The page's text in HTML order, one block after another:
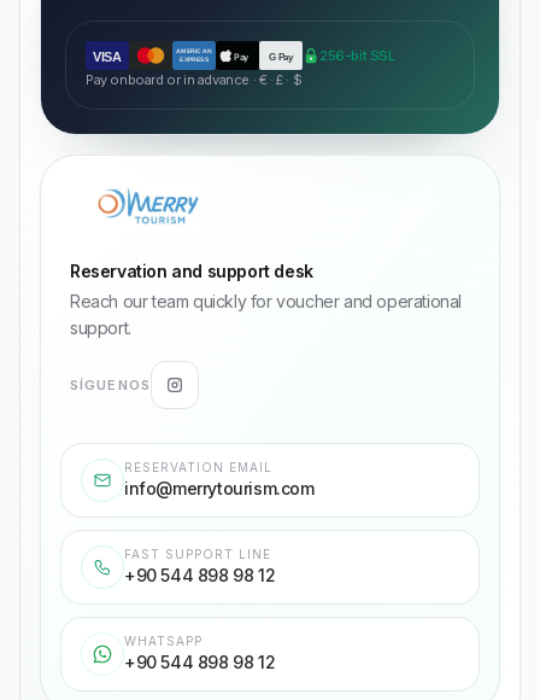
VISA
AMERICAN
EXPRESS
Pay G Pay
256-bit SSL
Pay onboard or in advance · € · £ · $
Reservation and support desk
Reach our team quickly for voucher and operational
support.
SÍGUENOS
RESERVATION EMAIL
info@merrytourism.com
FAST SUPPORT LINE
+90 544 898 98 12
WHATSAPP
+90 544 898 98 12